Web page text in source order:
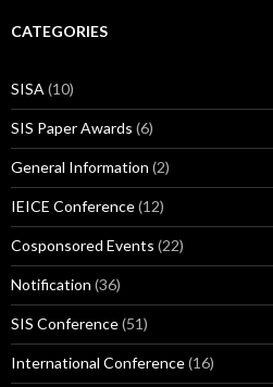
CATEGORIES
SISA (10)
SIS Paper Awards (6)
General Information (2)
IEICE Conference(12)
Cosponsored Events (22)
Notification (36)
SIS Conference(51)
International Conference(16)